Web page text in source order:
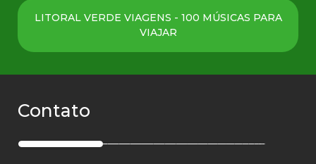
LITORAL VERDE VIAGENS - 100 MÚSICAS PARA
VIAJAR
Contato